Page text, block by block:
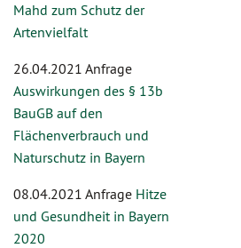
Mahd zum Schutz der
Artenvielfalt
26.04.2021 Anfrage
Auswirkungen des § 13b
BauGB auf den
Flächenverbrauch und
Naturschutz in Bayern
08.04.2021 Anfrage Hitze
und Gesundheit in Bayern
2020